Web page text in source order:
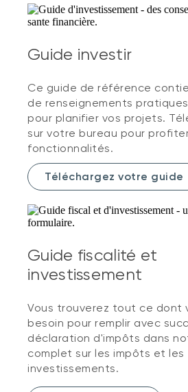
Guide investir
Ce guide de référence
de renseignements
pour planifier vos projets.
sur votre bureau pour
fonctionnalités.
Téléchargez votre guide
Guide fiscalité et
investissement
Vous trouverez tout ce dont
besoin pour remplir avec
déclaration d'impôts dans
complet sur les impôts et les
investissements.